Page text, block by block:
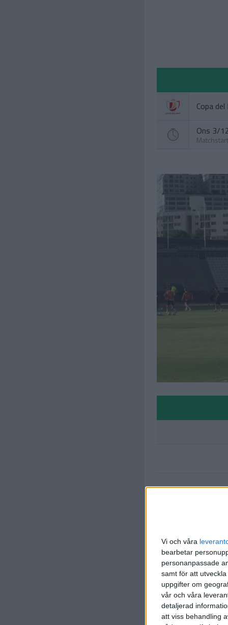
Vi och våra
bearbetar
personanpassade
samt för att
uppgifter om
vår och våra
detaljerad
att viss behandling
Copa del
Ons 3/
Matchstart
46 min
D.
(ut.M.
F. Cano